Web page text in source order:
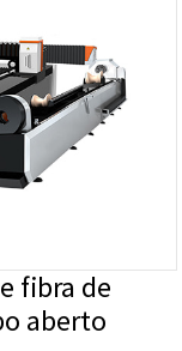
fibra de
aberto